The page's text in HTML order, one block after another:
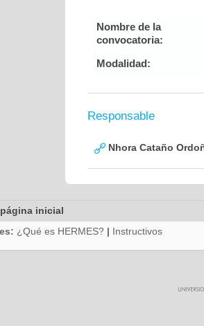
Nombre de la
convocatoria:
Modalidad:
Responsable
Nhora Cataño
inicial
¿Qué es HERMES? | Instructivos